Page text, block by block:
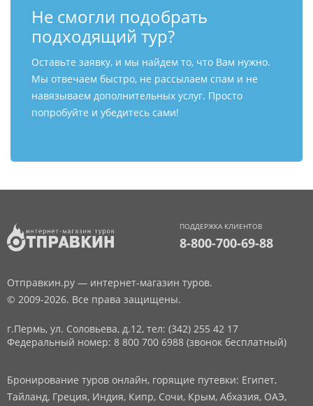
Не смогли подобрать
подходящий тур?
Оставьте заявку, и мы найдем то, что Вам нужно.
Мы отвечаем быстро, не рассылаем спам и не
навязываем дополнительных услуг. Просто
попробуйте и убедитесь сами!
ПОДДЕРЖКА КЛИЕНТОВ
8-800-700-69-88
Отправкин.ру — интернет-магазин туров.
© 2009-2026. Все права защищены.
г.Пермь, ул. Соловьева, д.12, тел: (342) 255 42 17
Федеральный номер: 8 800 700 6988 (звонок бесплатный)
Бронирование туров онлайн, горящие путевки: Египет,
Тайланд, Греция, Индия, Кипр, Сочи, Крым, Абхазия, ОАЭ,